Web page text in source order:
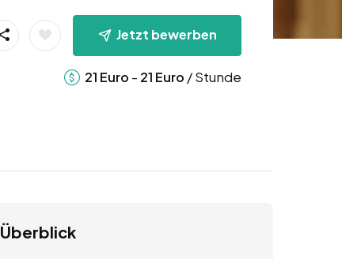
Jetzt bewerben
21 Euro - 21 Euro / Stunde
Überblick